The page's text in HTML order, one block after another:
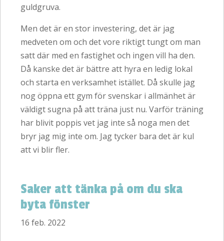
guldgruva.
Men det är en stor investering, det är jag
medveten om och det vore riktigt tungt om man
satt där med en fastighet och ingen vill ha den.
Då kanske det är bättre att hyra en ledig lokal
och starta en verksamhet istället. Då skulle jag
nog öppna ett gym för svenskar i allmänhet är
väldigt sugna på att träna just nu. Varför träning
har blivit poppis vet jag inte så noga men det
bryr jag mig inte om. Jag tycker bara det är kul
att vi blir fler.
Saker att tänka på om du ska
byta fönster
16 feb. 2022